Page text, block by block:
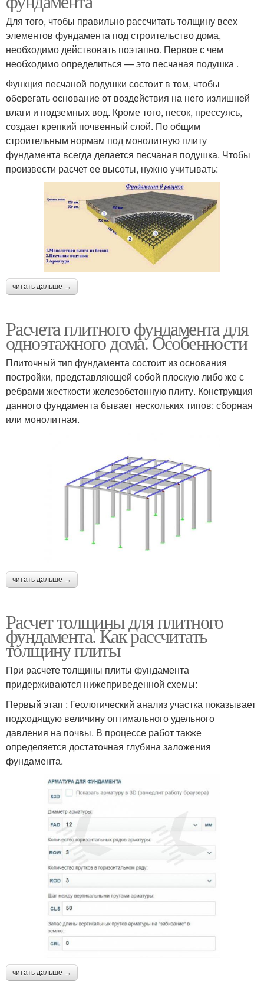
Для того, чтобы правильно рассчитать толщину всех
элементов фундамента под строительство дома,
необходимо действовать поэтапно. Первое с чем
необходимо определиться — это песчаная подушка .
Функция песчаной подушки состоит в том, чтобы
оберегать основание от воздействия на него излишней
влаги и подземных вод. Кроме того, песок, прессуясь,
создает крепкий почвенный слой. По общим
строительным нормам под монолитную плиту
фундамента всегда делается песчаная подушка. Чтобы
произвести расчет ее высоты, нужно учитывать:
читать дальше →
Расчета плитного фундамента для
одноэтажного дома. Особенности
Плиточный тип фундамента состоит из основания
постройки, представляющей собой плоскую либо же с
ребрами жесткости железобетонную плиту. Конструкция
данного фундамента бывает нескольких типов: сборная
или монолитная.
читать дальше →
Расчет толщины для плитного
фундамента. Как рассчитать
толщину плиты
При расчете толщины плиты фундамента
придерживаются нижеприведенной схемы:
Первый этап : Геологический анализ участка показывает
подходящую величину оптимального удельного
давления на почвы. В процессе работ также
определяется достаточная глубина заложения
фундамента.
читать дальше →